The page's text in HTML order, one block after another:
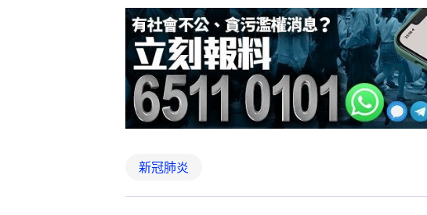
新冠肺炎